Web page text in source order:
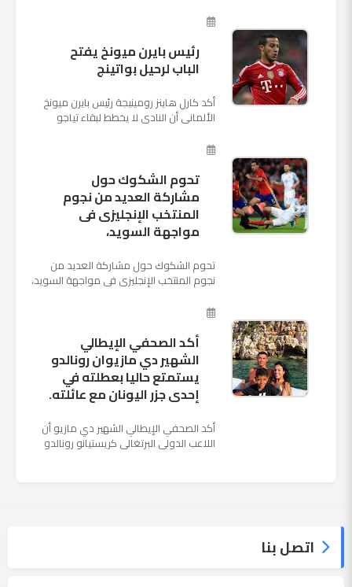
الثالثة والأ...
رئيس بايرن ميونخ يفتح
الباب لرحيل بواتينج
أكد كارل هاينز رومينيجة رئيس بايرن ميونخ
الألمانى أن النادى لا يخطط لبقاء تياجو
وأنه سيستم...
تحوم الشكوك حول
مشاركة العديد من نجوم
المنتخب الإنجليزى فى
مواجهة السويد،
تحوم الشكوك حول مشاركة العديد من
نجوم المنتخب الإنجليزى فى مواجهة السويد،
ملعب "كوزموس آ...
أكد الصحفي الإيطالي
الشهير دي مازيوان رونالدو
يستمتع حاليا بعطلته في
إحدى جزر اليونان مع عائلته.
أكد الصحفي الإيطالي الشهير دي مازيو أن
اللاعب الدولي البرتغالي كريستيانو رونالدو
اتصل بنا